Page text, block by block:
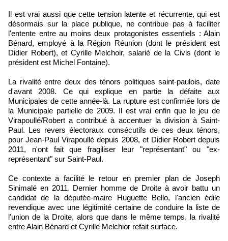
Il est vrai aussi que cette tension latente et récurrente, qui est
désormais sur la place publique, ne contribue pas à faciliter
l'entente entre au moins deux protagonistes essentiels : Alain
Bénard, employé à la Région Réunion (dont le président est
Didier Robert), et Cyrille Melchoir, salarié de la Civis (dont le
président est Michel Fontaine).
La rivalité entre deux des ténors politiques saint-paulois, date
d'avant 2008. Ce qui explique en partie la défaite aux
Municipales de cette année-là. La rupture est confirmée lors de
la Municipale partielle de 2009. Il est vrai enfin que le jeu de
Virapoullé/Robert a contribué à accentuer la division à Saint-
Paul. Les revers électoraux consécutifs de ces deux ténors,
pour Jean-Paul Virapoullé depuis 2008, et Didier Robert depuis
2011, n'ont fait que fragiliser leur "représentant" ou "ex-
représentant" sur Saint-Paul.
Ce contexte a facilité le retour en premier plan de Joseph
Sinimalé en 2011. Dernier homme de Droite à avoir battu un
candidat de la députée-maire Huguette Bello, l'ancien édile
revendique avec une légitimité certaine de conduire la liste de
l'union de la Droite, alors que dans le même temps, la rivalité
entre Alain Bénard et Cyrille Melchior refait surface.